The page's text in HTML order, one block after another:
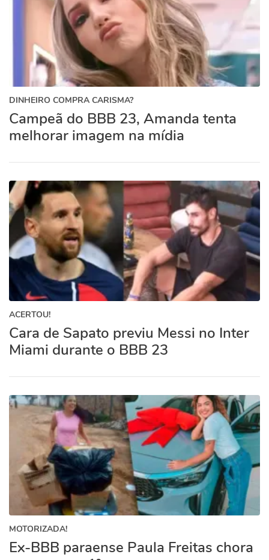
DINHEIRO COMPRA CARISMA?
Campeã do BBB 23, Amanda tenta
melhorar imagem na mídia
ACERTOU!
Cara de Sapato previu Messi no Inter
Miami durante o BBB 23
MOTORIZADA!
Ex-BBB paraense Paula Freitas chora